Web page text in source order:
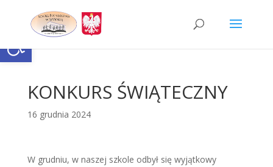
contentOtwórz pasek narzędzi
KONKURS ŚWIĄTECZNY
16 grudnia 2024
W grudniu, w naszej szkole odbył się wyjątkowy